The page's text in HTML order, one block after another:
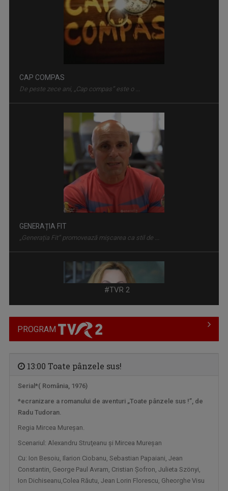
„Generația Fit” promovează mișcarea ca stil de ...
O emisiune dedicată tuturor celor dornici să ...
#TVR 2
PROGRAM
13:00 Toate pânzele sus!
Serial*( România, 1976)
*ecranizare a romanului de aventuri „Toate pânzele sus !”, de
Radu Tudoran.
Regia Mircea Mureşan.
Scenariul: Alexandru Struţeanu şi Mircea Mureşan
Cu: Ion Besoiu, Ilarion Ciobanu, Sebastian Papaiani, Jean
Constantin, George Paul Avram, Cristian Şofron, Julieta Szönyi,
Ion Dichiseanu,Colea Răutu, Jean Lorin Florescu, Gheorghe Visu